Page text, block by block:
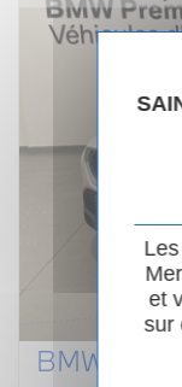
BMW
et
sur